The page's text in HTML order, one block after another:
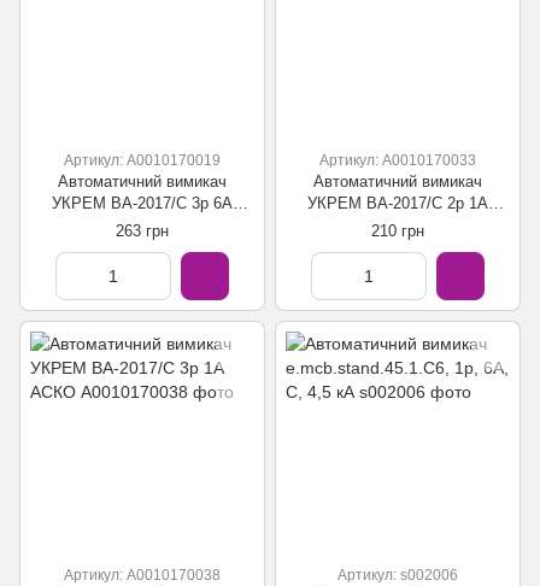
Артикул: A0010170019
Автоматичний вимикач
УКРЕМ ВА-2017/С 3р 6А
АСКО
263 грн
Артикул: A0010170033
Автоматичний вимикач
УКРЕМ ВА-2017/С 2р 1А
АСКО
210 грн
Артикул: A0010170038 Артикул: s002006